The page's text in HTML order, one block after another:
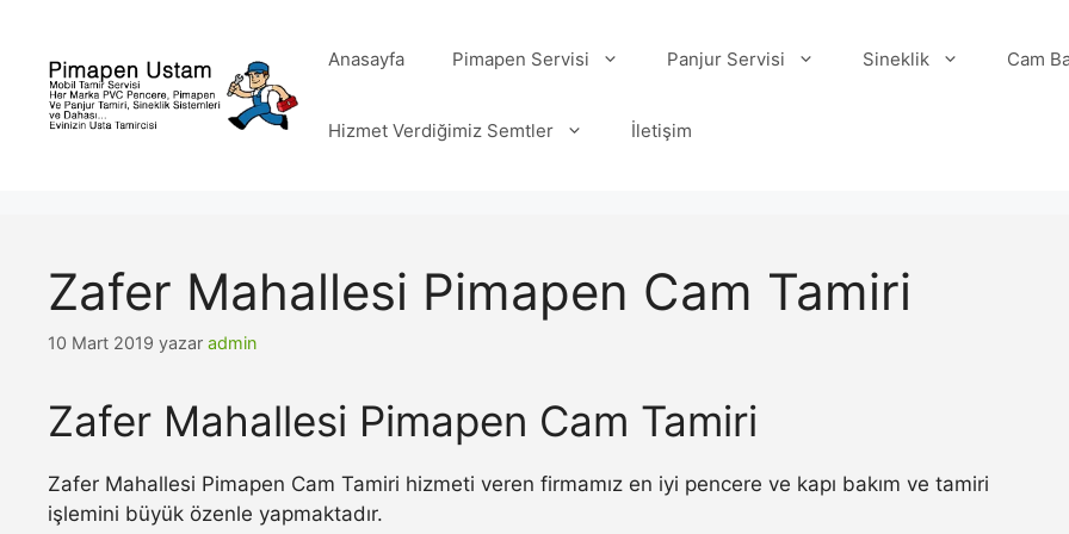
Anasayfa Pimapen Servisi Panjur Servisi Sineklik Cam
Hizmet Verdiğimiz Semtler İletişim
Zafer Mahallesi Pimapen Cam Tamiri
10 Mart 2019 yazar admin
Zafer Mahallesi Pimapen Cam Tamiri
Zafer Mahallesi Pimapen Cam Tamiri hizmeti veren firmamız en iyi pencere ve kapı bakım ve tamiri
işlemini büyük özenle yapmaktadır.